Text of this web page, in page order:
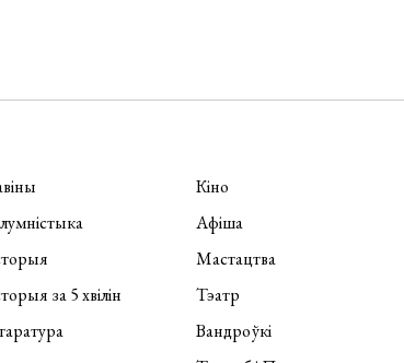
за 5 хвілін
Кіно
Афіша
Мастацтва
Тэатр
Вандроўкі